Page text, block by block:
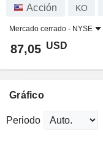
Acción KO
Mercado cerrado - NYSE
87,05 USD
Gráfico
Periodo